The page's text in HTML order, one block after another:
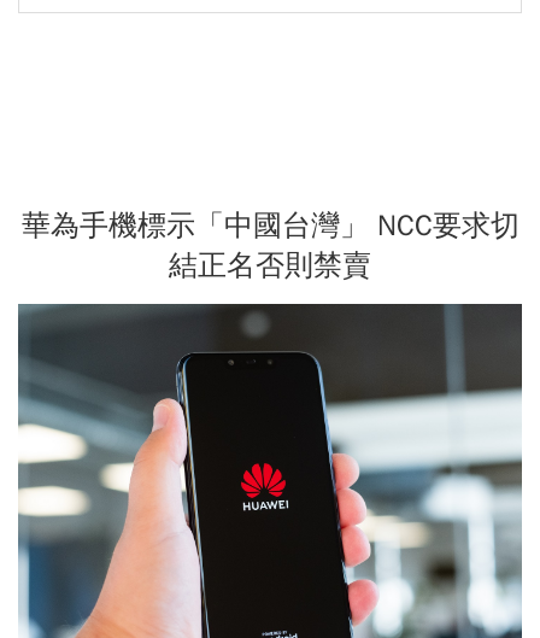
華為手機標示「中國台灣」 NCC要求切
結正名否則禁賣